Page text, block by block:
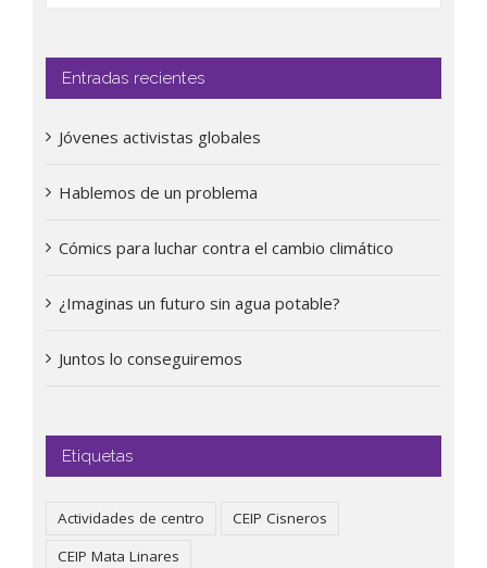
Entradas recientes
Jóvenes activistas globales
Hablemos de un problema
Cómics para luchar contra el cambio climático
¿Imaginas un futuro sin agua potable?
Juntos lo conseguiremos
Etiquetas
Actividades de centro
CEIP Cisneros
CEIP Mata Linares